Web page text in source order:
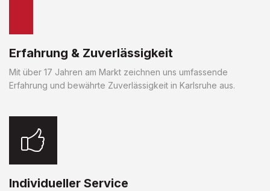
Erfahrung & Zuverlässigkeit
Mit über 17 Jahren am Markt zeichnen uns umfassende
Erfahrung und bewährte Zuverlässigkeit in Karlsruhe aus.
Individueller Service